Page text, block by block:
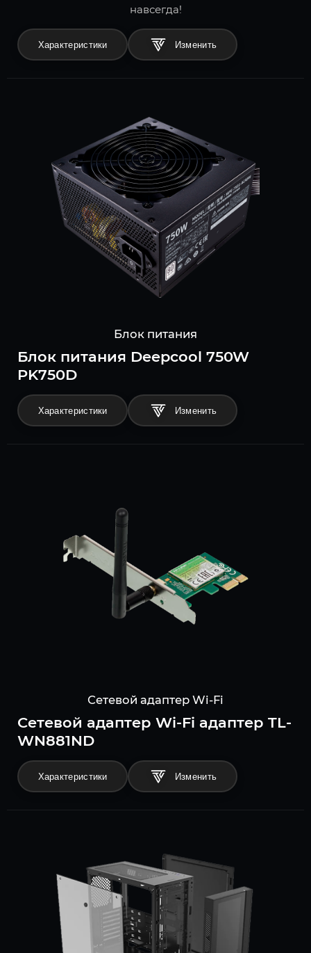
навсегда!
Характеристики
Блок питания
Блок питания Deepcool 750W
PK750D
Характеристики
Сетевой адаптер Wi-Fi
Сетевой адаптер Wi-Fi адаптер TL-
WN881ND
Характеристики